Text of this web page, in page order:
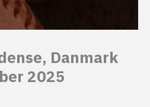
Danmark
2025